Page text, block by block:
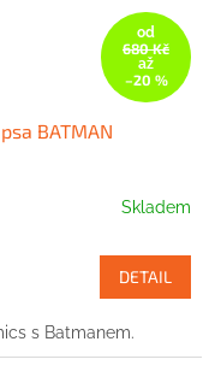
od
680 Kč
až
–20 %
BATMAN
Skladem
DETAIL
s Batmanem.